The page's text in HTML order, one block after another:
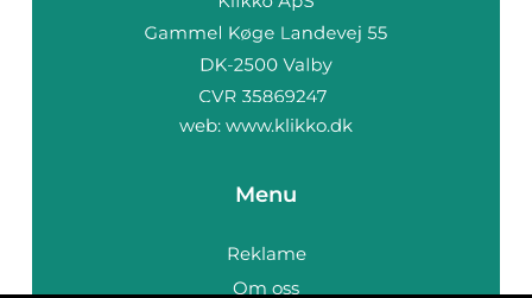
web: www.klikko.dk
Menu
Reklame
Om oss